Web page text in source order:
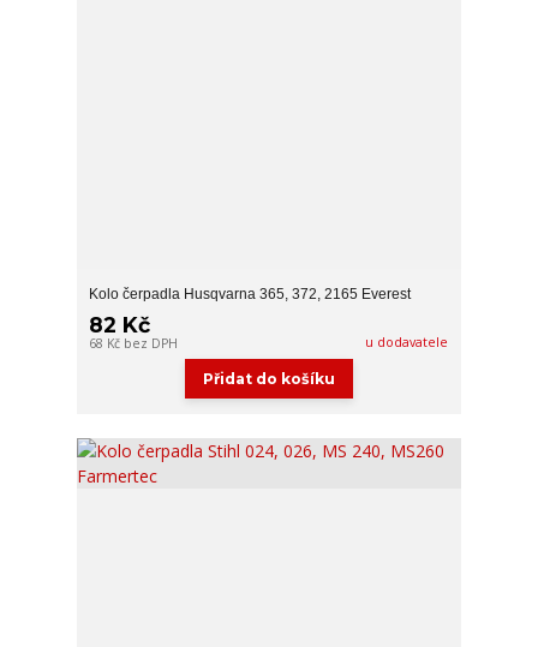
Kolo čerpadla Husqvarna 365, 372, 2165 Everest
82 Kč
68 Kč bez DPH u dodavatele
Přidat do košíku